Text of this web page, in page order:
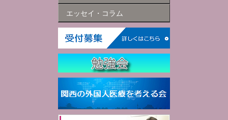
エッセイ・コラム